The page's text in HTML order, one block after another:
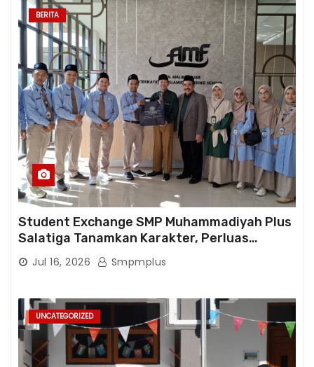
BERITA
Student Exchange SMP Muhammadiyah Plus
Salatiga Tanamkan Karakter, Perluas
Wawasan, dan Tumbuhkan Semangat
Berprestasi
Jul 16, 2026 Smpmplus
UNCATEGORIZED